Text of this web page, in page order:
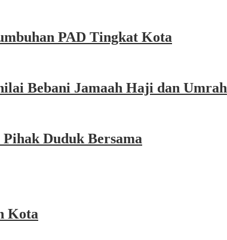
PAD Tingkat Kota
Bebani Jamaah Haji dan Umrah
Duduk Bersama
Kota